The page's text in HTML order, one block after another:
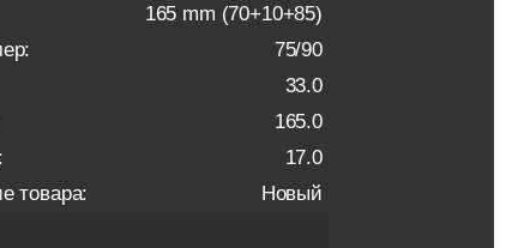
165 mm (70+10+85)
75/90
33.0
165.0
17.0
товара:
Новый